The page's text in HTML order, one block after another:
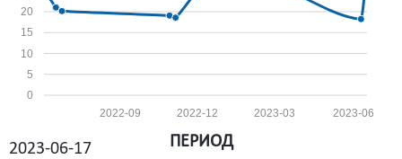
0
5
10
15
20
2023-06
2023-03
2022-12
2022-09
2023-06-17
ПЕРИОД